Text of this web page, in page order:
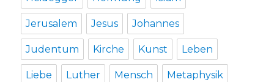
Jerusalem Jesus Johannes
Judentum Kirche Kunst Leben
Liebe Luther Mensch Metaphysik